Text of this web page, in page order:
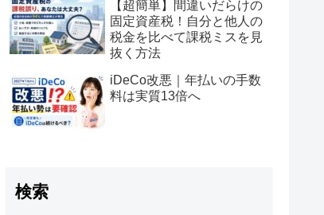
【超簡単】間違いだらけの
固定資産税！自分と他人の
税金を比べて課税ミスを見
抜く方法
iDeCo改悪｜年払いの手数
料は実質13倍へ
検索